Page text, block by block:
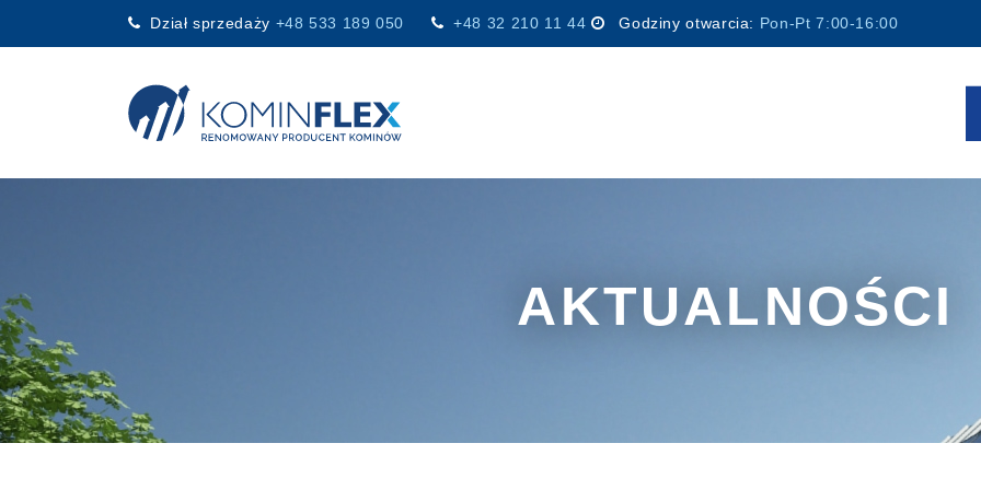
Dział sprzedaży +48 533 189 050 +48 32 210 11 44 Godziny otwarcia: Pon-Pt 7:00-16:00
Main Navigation
AKTUALNOŚCI